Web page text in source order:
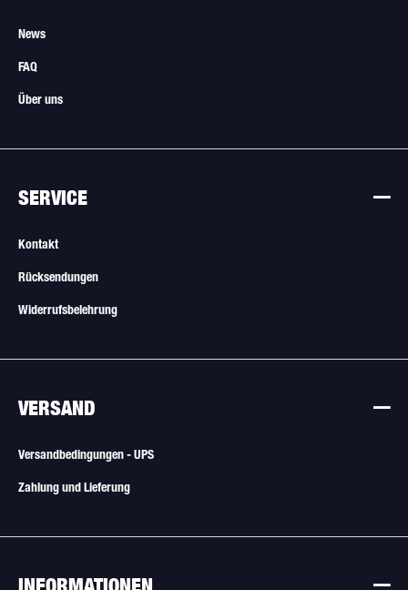
News
FAQ
Über uns
SERVICE
Kontakt
Rücksendungen
Widerrufsbelehrung
VERSAND
Versandbedingungen - UPS
Zahlung und Lieferung